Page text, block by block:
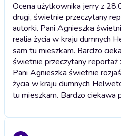
Ocena użytkownika jerry z
drugi, świetnie przeczytany
autorki. Pani Agnieszka
realia życia w kraju dumnych
sam tu mieszkam. Bardzo
świetnie przeczytany reportaż
Pani Agnieszka świetnie
życia w kraju dumnych
tu mieszkam. Bardzo ciekawa